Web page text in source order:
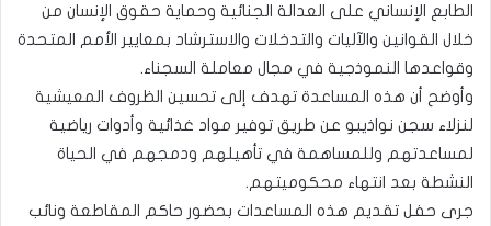
الطابع الإنساني على العدالة الجنائية وحماية حقوق الإنسان من
خلال القوانين والآليات والتدخلات والاسترشاد بمعايير الأمم المتحدة
وقواعدها النموذجية في مجال معاملة السجناء.
وأوضح أن هذه المساعدة تهدف إلى تحسين الظروف المعيشية
لنزلاء سجن نواذيبو عن طريق توفير مواد غذائية وأدوات رياضية
لمساعدتهم وللمساهمة في تأهيلهم ودمجهم في الحياة
النشطة بعد انتهاء محكوميتهم.
جرى حفل تقديم هذه المساعدات بحضور حاكم المقاطعة ونائب